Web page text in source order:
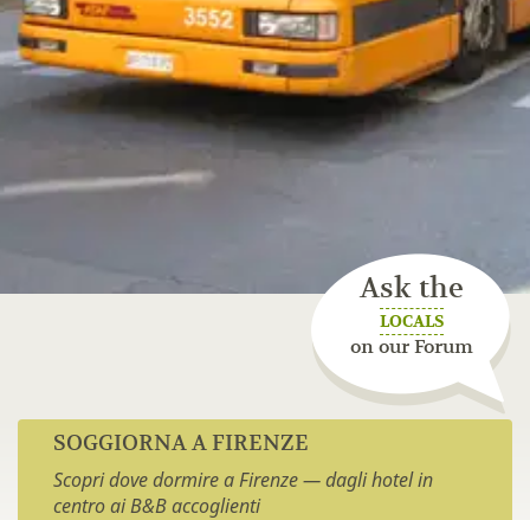
Ask the
LOCALS
on our Forum
SOGGIORNA A FIRENZE
Scopri dove dormire a Firenze — dagli hotel in
centro ai B&B accoglienti